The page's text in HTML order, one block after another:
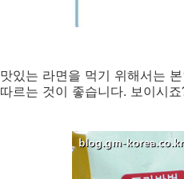
맛있는 라면을 먹기 위해서는
따르는 것이 좋습니다. 보이시